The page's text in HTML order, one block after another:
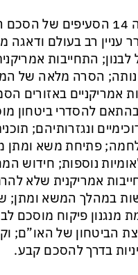
ואלה 14 הסעיפים של
עניין רב בעולם
לבנון; התחייבות
בהתאם להסדרי ביטחון
ונגזרותיהם;
פתיחת משא ומתן
נוספות; חידוש
אמריקנית שלא
במהלך המשא ומתן;
מנגנון פיקוח מוסכם
הביטחון של האו”ם;
בדרך להסכם קבע.